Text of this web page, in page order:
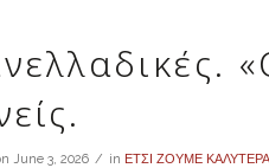
June 3, 2026 in ΕΤΣΙ ΖΟΥΜΕ ΚΑΛΥΤΕΡΑ